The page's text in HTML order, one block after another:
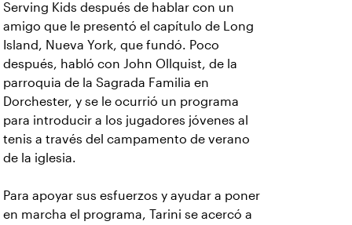
Serving Kids después de hablar con un
amigo que le presentó el capítulo de Long
Island, Nueva York, que fundó. Poco
después, habló con John Ollquist, de la
parroquia de la Sagrada Familia en
Dorchester, y se le ocurrió un programa
para introducir a los jugadores jóvenes al
tenis a través del campamento de verano
de la iglesia.
Para apoyar sus esfuerzos y ayudar a poner
en marcha el programa, Tarini se acercó a